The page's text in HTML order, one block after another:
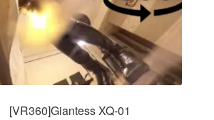
[VR360]Giantess XQ-01